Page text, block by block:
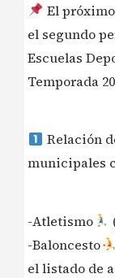
El
el segundo
Escuelas
Temporada
Relación
municipales
-Atletismo
-Baloncesto
el listado de